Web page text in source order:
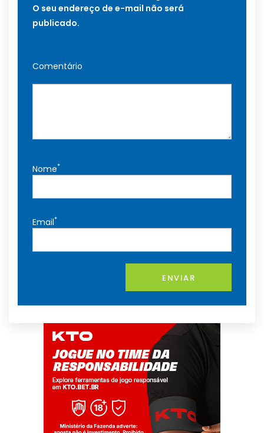
O seu endereço de e-mail não será
publicado.
Comentário
Nome*
Email*
ENVIAR